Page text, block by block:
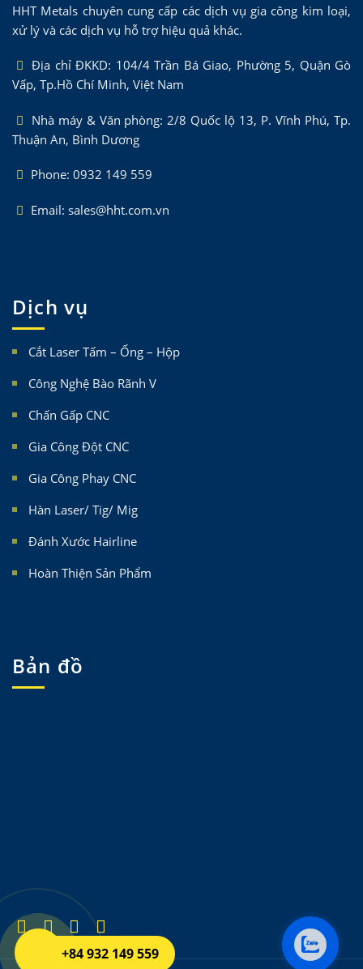
HHT Metals chuyên cung cấp các dịch vụ gia công kim loại,
xử lý và các dịch vụ hỗ trợ hiệu quả khác.
Địa chỉ ĐKKD: 104/4 Trần Bá Giao, Phường 5, Quận Gò
Vấp, Tp.Hồ Chí Minh, Việt Nam
Nhà máy & Văn phòng: 2/8 Quốc lộ 13, P. Vĩnh Phú, Tp.
Thuận An, Bình Dương
Phone: 0932 149 559
Email: sales@hht.com.vn
Dịch vụ
Cắt Laser Tấm – Ống – Hộp
Công Nghệ Bào Rãnh V
Chấn Gấp CNC
Gia Công Đột CNC
Gia Công Phay CNC
Hàn Laser/ Tig/ Mig
Đánh Xước Hairline
Hoàn Thiện Sản Phẩm
Bản đồ
+84 932 149 559